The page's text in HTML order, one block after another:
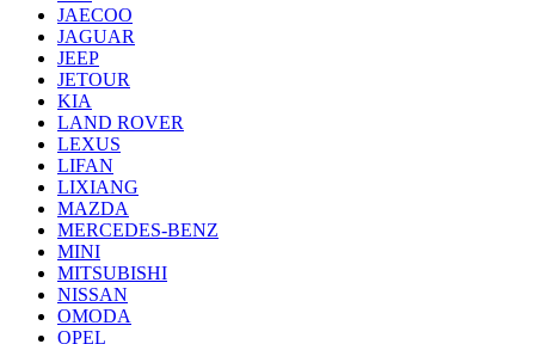
JAECOO
JAGUAR
JEEP
JETOUR
KIA
LAND ROVER
LEXUS
LIFAN
LIXIANG
MAZDA
MERCEDES-BENZ
MINI
MITSUBISHI
NISSAN
OMODA
OPEL